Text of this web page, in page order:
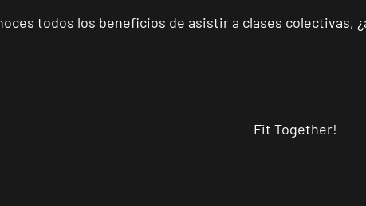
Torrejón Soto de Henares
todos los beneficios de asistir a clases colectivas,
Fit Together!